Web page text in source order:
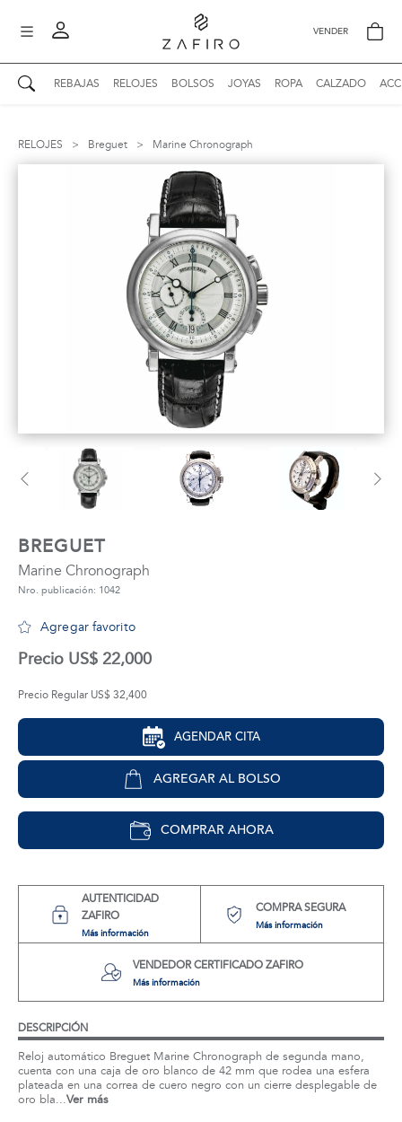
VENDER
REBAJAS RELOJES BOLSOS JOYAS ROPA CALZADO
Mis mensajes
RELOJES > Breguet > Marine Chronograph
BREGUET
Marine Chronograph
Nro. publicación: 1042
Agregar favorito
Precio US$ 22,000
Precio Regular US$ 32,400
AGENDAR CITA
AGREGAR AL BOLSO
COMPRAR AHORA
AUTENTICIDAD
ZAFIRO
Más información
COMPRA SEGURA
Más información
VENDEDOR CERTIFICADO ZAFIRO
Más información
DESCRIPCIÓN
Reloj automático Breguet Marine Chronograph de segunda mano,
cuenta con una caja de oro blanco de 42 mm que rodea una esfera
plateada en una correa de cuero negro con un cierre desplegable de
oro bla...Ver más